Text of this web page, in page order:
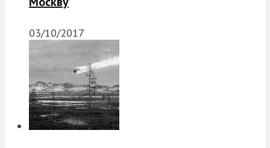
03/10/2017